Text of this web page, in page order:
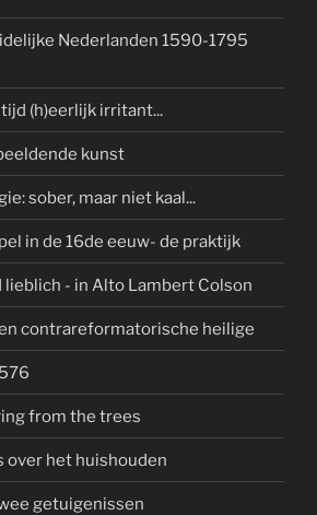
Nederlanden 1590-1795
(h)eerlijk irritant...
kunst
sober, maar niet kaal...
in de 16de eeuw- de praktijk
lieblich - in Alto Lambert Colson
contrareformatorische heilige
from the trees
over het huishouden
getuigenissen